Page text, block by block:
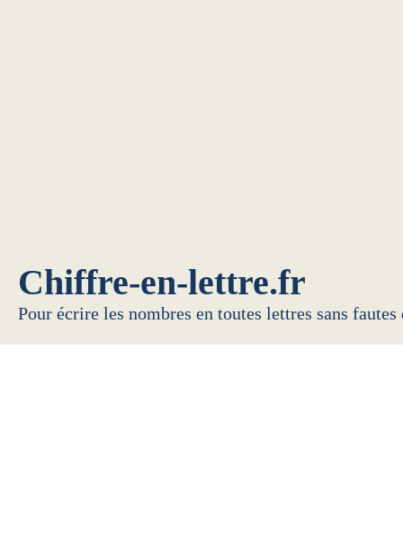
Chiffre-en-lettre.fr
Pour écrire les nombres en toutes lettres sans